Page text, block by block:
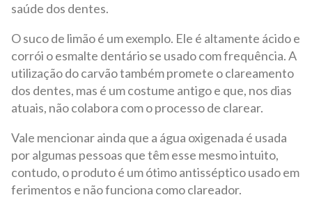
saúde dos dentes.
O suco de limão é um exemplo. Ele é altamente ácido e
corrói o esmalte dentário se usado com frequência. A
utilização do carvão também promete o clareamento
dos dentes, mas é um costume antigo e que, nos dias
atuais, não colabora com o processo de clarear.
Vale mencionar ainda que a água oxigenada é usada
por algumas pessoas que têm esse mesmo intuito,
contudo, o produto é um ótimo antisséptico usado em
ferimentos e não funciona como clareador.